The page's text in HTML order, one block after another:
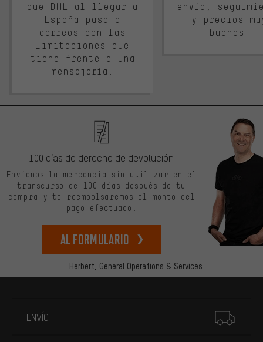
que DHL al llegar a
España pasa a
correos con las
limitaciones que
tiene frente a una
mensajería.
envío,
y precios
buenos.
Herbert, General Operations & Services
100 días de derecho de devolución
Envíanos la mercancía sin utilizar en el
transcurso de 100 días después de tu
compra y te reembolsaremos el monto del
pago efectuado.
Al formulario
ENVÍO